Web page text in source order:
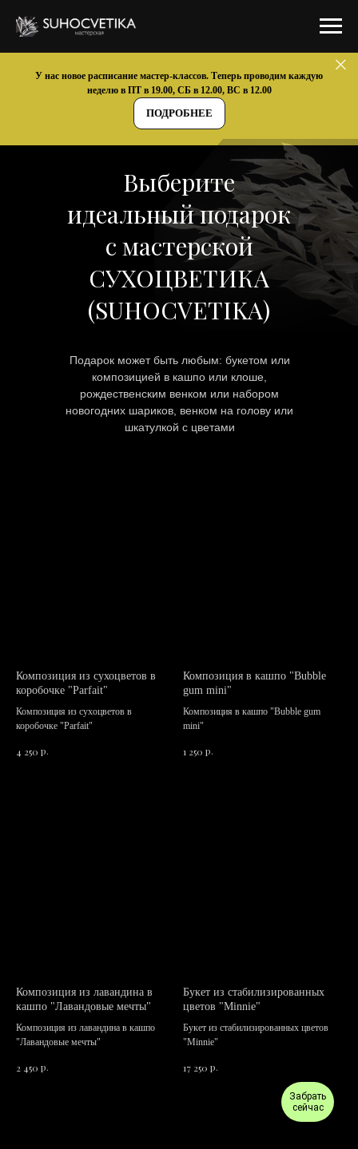
У нас новое расписание мастер-классов. Теперь проводим каждую
неделю в ПТ в 19.00, СБ в 12.00, ВС в 12.00
ПОДРОБНЕЕ
Выберите
идеальный подарок
с мастерской
СУХОЦВЕТИКА
(SUHOCVETIKA)
Подарок может быть любым: букетом или
композицией в кашпо или клоше,
рождественским венком или набором
новогодних шариков, венком на голову или
шкатулкой с цветами
Композиция из сухоцветов в
коробочке "Parfait"
Композиция из сухоцветов в
коробочке "Parfait"
4 250 р.
Композиция в кашпо "Bubble
gum mini"
Композиция в кашпо "Bubble gum
mini"
1 250 р.
Композиция из лавандина в
кашпо "Лавандовые мечты"
Композиция из лавандина в кашпо
"Лавандовые мечты"
2 450 р.
Букет из стабилизированных
цветов "Minnie"
Букет из стабилизированных цветов
"Minnie"
17 250 р.
Забрать
сейчас